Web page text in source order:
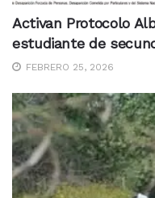
Activan Protocolo
estudiante de
FEBRERO 25, 2026